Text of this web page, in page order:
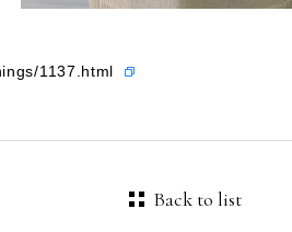
1137.html
Back to list